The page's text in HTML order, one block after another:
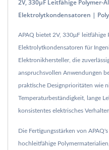
2V, 330μF Leitfähige Polymer-
Elektrolytkondensatoren |
APAQ bietet 2V, 330μF leitfähige
Elektrolytkondensatoren für
Elektronikhersteller, die
anspruchsvollen Anwendungen
praktische Designprioritäten wie
Temperaturbeständigkeit, lange
konsistentes elektrisches
Die Fertigungsstärken von
hochleitfähige